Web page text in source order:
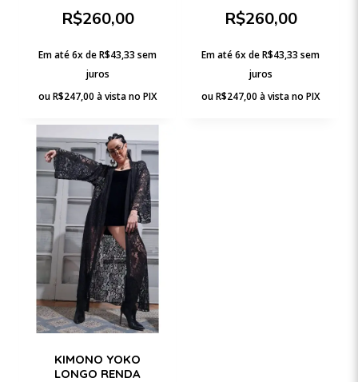
R$260,00
Em até 6x deR$43,33 sem
juros
ouR$247,00 à vista no PIX
R$260,00
Em até 6x deR$43,33 sem
juros
ouR$247,00 à vista no PIX
KIMONO YOKO
LONGO RENDA